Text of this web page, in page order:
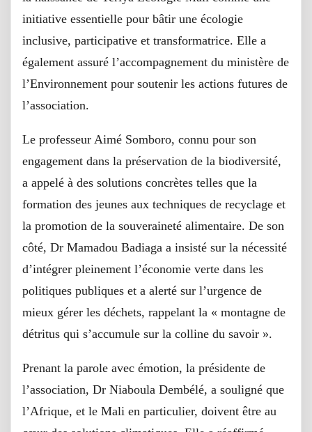
initiative essentielle pour bâtir une écologie
inclusive, participative et transformatrice. Elle a
également assuré l’accompagnement du ministère de
l’Environnement pour soutenir les actions futures de
l’association.
Le professeur Aimé Somboro, connu pour son
engagement dans la préservation de la biodiversité,
a appelé à des solutions concrètes telles que la
formation des jeunes aux techniques de recyclage et
la promotion de la souveraineté alimentaire. De son
côté, Dr Mamadou Badiaga a insisté sur la nécessité
d’intégrer pleinement l’économie verte dans les
politiques publiques et a alerté sur l’urgence de
mieux gérer les déchets, rappelant la « montagne de
détritus qui s’accumule sur la colline du savoir ».
Prenant la parole avec émotion, la présidente de
l’association, Dr Niaboula Dembélé, a souligné que
l’Afrique, et le Mali en particulier, doivent être au